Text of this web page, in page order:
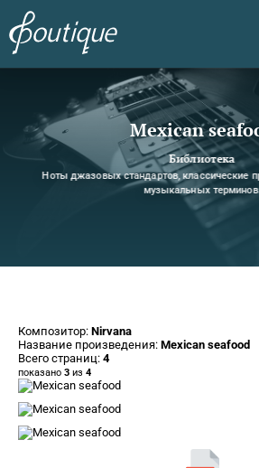
Mexican
Библиотека
Ноты джазовых стандартов, классические
музыкальных
Композитор: Nirvana
Название произведения: Mexican seafood
Всего страниц: 4
показано 3 из 4